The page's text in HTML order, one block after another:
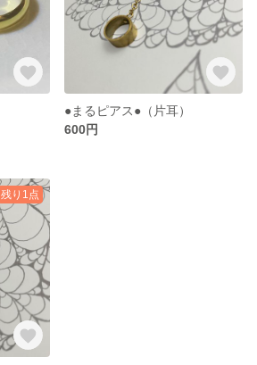
●まるピアス●（片耳）
600円
残り1点